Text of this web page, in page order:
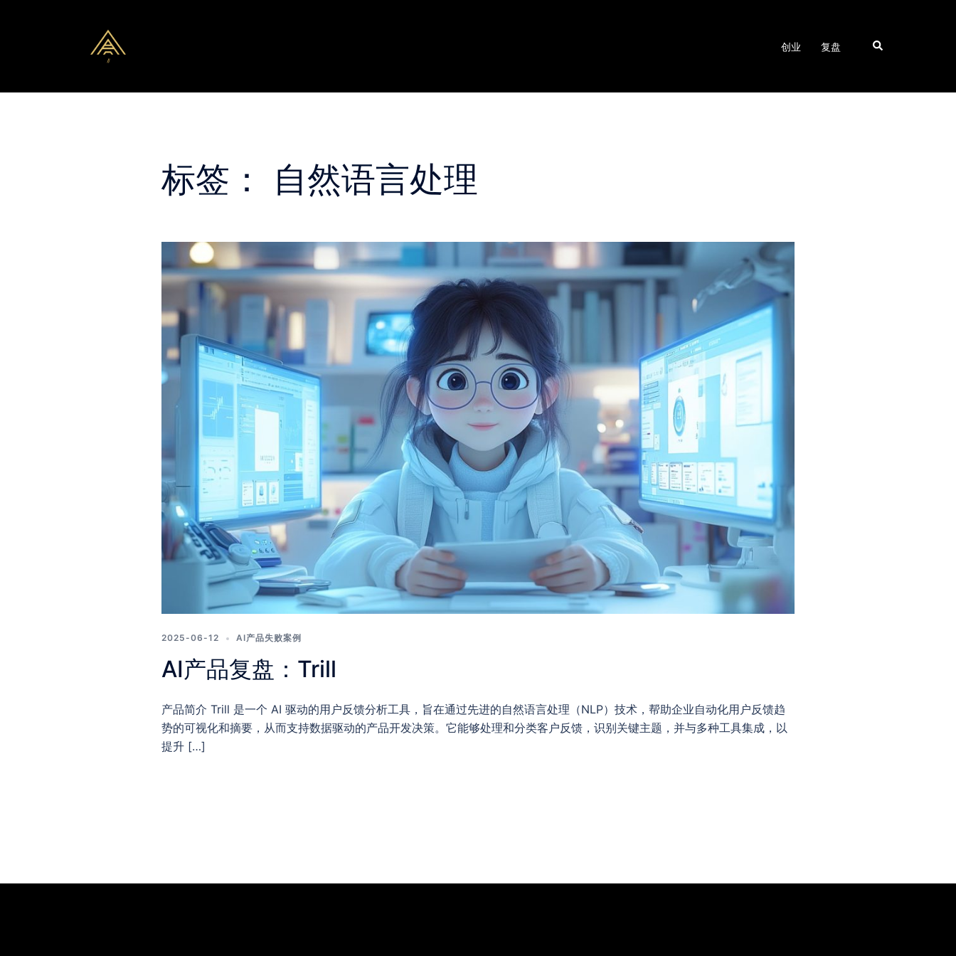
创业 复盘 Search
标签： 自然语言处理
2025-06-12 AI产品失败案例
AI产品复盘：Trill
产品简介 Trill 是一个 AI 驱动的用户反馈分析工具，旨在通过先进的自然语言处理（NLP）技术，帮助企业自动化用户反馈趋
势的可视化和摘要，从而支持数据驱动的产品开发决策。它能够处理和分类客户反馈，识别关键主题，并与多种工具集成，以
提升 […]